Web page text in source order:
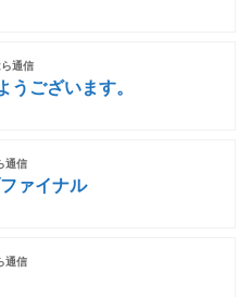
通信
うございます。
通信
ァイナル
通信